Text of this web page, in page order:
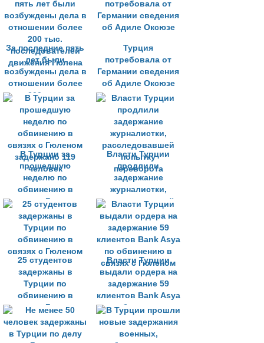
За последние пять
лет были
возбуждены дела в
отношении более
200 тыс.
последователей
движения Гюлена
Турция
потребовала от
Германии сведения
об Адиле Оксюзе
В Турции за
прошедшую
неделю по
обвинению в
связях с Гюленом
задержано 119
человек
Власти Турции
продлили
задержание
журналистки,
расследовавшей
попытку
переворота
25 студентов
задержаны в
Турции по
обвинению в
связях с Гюленом
Власти Турции
выдали ордера на
задержание 59
клиентов Bank Asya
по обвинению в
связях с Гюленом